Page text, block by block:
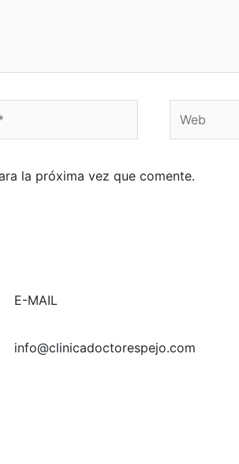
la próxima vez que comente.
E-MAIL
info@clinicadoctorespejo.com